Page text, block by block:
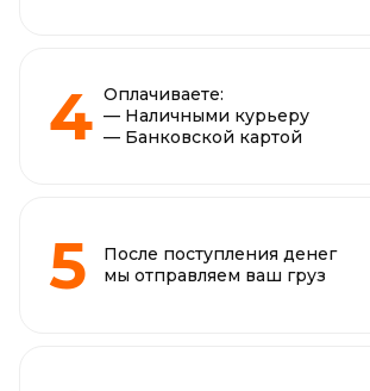
Оплачиваете:
— Наличными курьеру
— Банковской картой
После поступления денег
мы отправляем ваш груз